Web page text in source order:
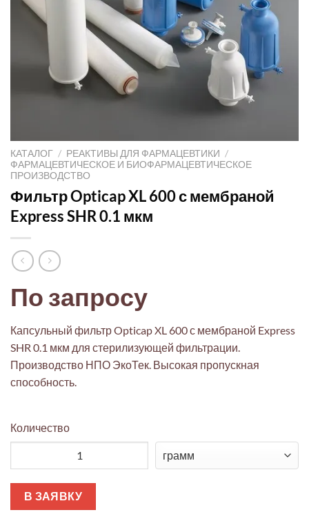
КАТАЛОГ / РЕАКТИВЫ ДЛЯ ФАРМАЦЕВТИКИ /
ФАРМАЦЕВТИЧЕСКОЕ И БИОФАРМАЦЕВТИЧЕСКОЕ
ПРОИЗВОДСТВО
Фильтр Opticap XL 600 с мембраной
Express SHR 0.1 мкм
По запросу
Капсульный фильтр Opticap XL 600 с мембраной Express
SHR 0.1 мкм для стерилизующей фильтрации.
Производство НПО ЭкоТек. Высокая пропускная
способность.
Количество
В ЗАЯВКУ